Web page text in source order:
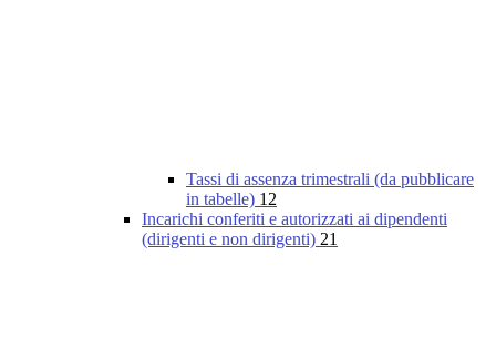
Tassi di assenza trimestrali (da pubblicare
in tabelle) 12
Incarichi conferiti e autorizzati ai dipendenti
(dirigenti e non dirigenti) 21